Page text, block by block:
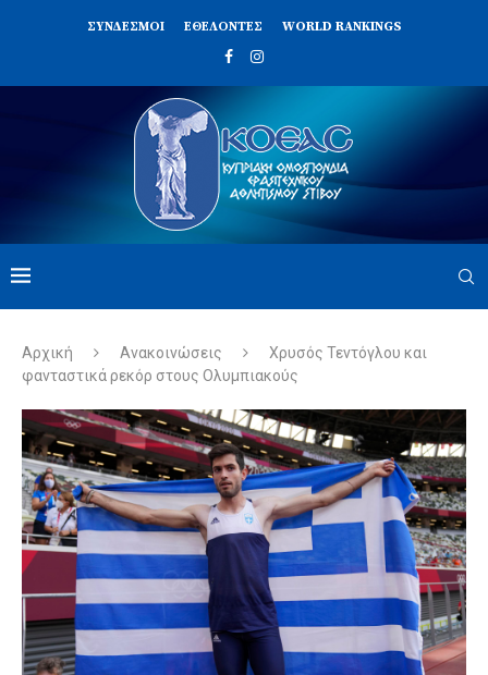
ΣΥΝΔΈΣΜΟΙ ΕΘΕΛΟΝΤΈΣ WORLD RANKINGS
Αρχική Ανακοινώσεις
Χρυσός Τεντόγλου και
φανταστικά ρεκόρ στους Ολυμπιακούς